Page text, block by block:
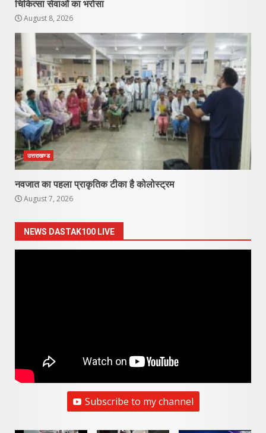
चिकित्सा सेवाओं का भरोसा
August 8, 2026
उत्तराखण्ड
नवजात का पहला प्राकृतिक टीका है कोलोस्ट्रम
August 7, 2026
NEWS DASTAK100 LIVE
Subscribe to my channel